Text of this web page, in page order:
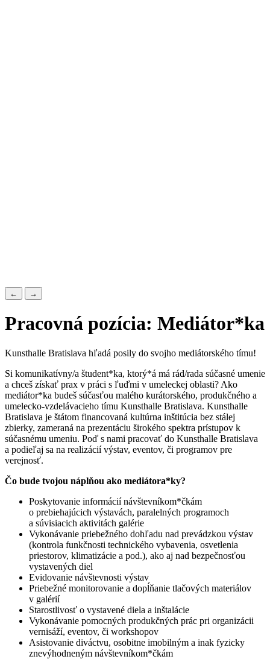
← →
Pracovná pozícia: Mediátor*ka
Kunsthalle Bratislava hľadá posily do svojho mediátorského tímu!
Si komunikatívny/a študent*ka, ktorý*á má rád/rada súčasné umenie
a chceš získať prax v práci s ľuďmi v umeleckej oblasti? Ako
mediátor*ka budeš súčasťou malého kurátorského, produkčného a
umelecko-vzdelávacieho tímu Kunsthalle Bratislava. Kunsthalle
Bratislava je štátom financovaná kultúrna inštitúcia bez stálej
zbierky, zameraná na prezentáciu širokého spektra prístupov k
súčasnému umeniu. Poď s nami pracovať do Kunsthalle Bratislava
a podieľaj sa na realizácií výstav, eventov, či programov pre
verejnosť.
Čo bude tvojou náplňou ako mediátora*ky?
Poskytovanie informácií návštevníkom*čkám
o prebiehajúcich výstavách, paralelných programoch
a súvisiacich aktivitách galérie
Vykonávanie priebežného dohľadu nad prevádzkou výstav
(kontrola funkčnosti technického vybavenia, osvetlenia
priestorov, klimatizácie a pod.), ako aj nad bezpečnosťou
vystavených diel
Evidovanie návštevnosti výstav
Priebežné monitorovanie a dopĺňanie tlačových materiálov
v galérií
Starostlivosť o vystavené diela a inštalácie
Vykonávanie pomocných produkčných prác pri organizácii
vernisáží, eventov, či workshopov
Asistovanie diváctvu, osobitne imobilným a inak fyzicky
znevýhodneným návštevníkom*čkám